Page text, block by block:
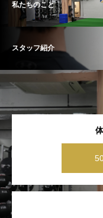
私たちのこと
スタッフ紹介